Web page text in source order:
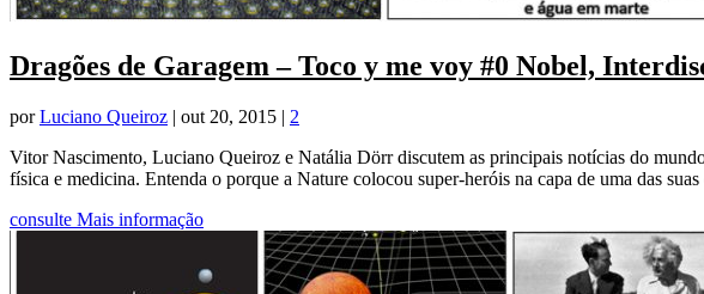
Dragões de Garagem – Toco y me voy #0 Nobel,
porLuciano Queiroz | out 20, 2015 | 2
Vitor Nascimento, Luciano Queiroz e Natália Dörr discutem as principais notícias do
física e medicina. Entenda o porque a Nature colocou super-heróis na capa de uma das
consulte Mais informação